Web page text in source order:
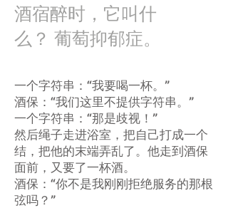
酒宿醉时，它叫什
么？ 葡萄抑郁症。
一个字符串：“我要喝一杯。”
酒保：“我们这里不提供字符串。”
一个字符串：“那是歧视！”
然后绳子走进浴室，把自己打成一个
结，把他的末端弄乱了。他走到酒保
面前，又要了一杯酒。
酒保：“你不是我刚刚拒绝服务的那根
弦吗？”